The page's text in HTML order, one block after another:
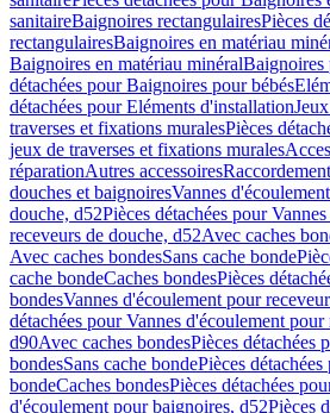
sanitaireBaignoires rectangulairesPièces
rectangulairesBaignoires en matériau
Baignoires en matériau minéralBaignoires
détachées pour Baignoires pour bébés
détachées pour Eléments d'installation
traverses et fixations muralesPièces
jeux de traverses et fixations murales
réparationAutres accessoires
douches et baignoiresVannes
douche, d52Pièces détachées pour
receveurs de douche, d52Avec caches
Avec caches bondesSans cache bonde
cache bondeCaches bondesPièces
bondesVannes d'écoulement pour
détachées pour Vannes d'écoulement
d90Avec caches bondesPièces détachées
bondesSans cache bondePièces
bondeCaches bondesPièces détachées
d'écoulement pour baignoires, d52Pièces